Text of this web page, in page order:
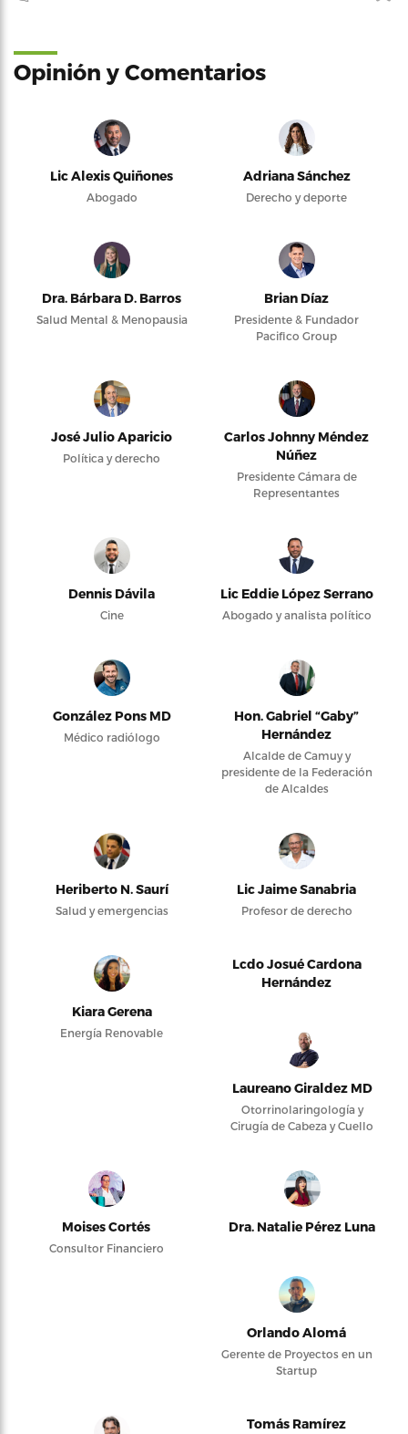
Opinión y Comentarios
Lic Alexis Quiñones
Abogado
Adriana Sánchez
Derecho y deporte
Dra. Bárbara D. Barros
Salud Mental & Menopausia
Brian Díaz
Presidente & Fundador
Pacifico Group
José Julio Aparicio
Política y derecho
Carlos Johnny Méndez
Núñez
Presidente Cámara de
Representantes
Dennis Dávila
Cine
Lic Eddie López Serrano
Abogado y analista político
González Pons MD
Médico radiólogo
Hon. Gabriel “Gaby”
Hernández
Alcalde de Camuy y
presidente de la Federación
de Alcaldes
Heriberto N. Saurí
Salud y emergencias
Lic Jaime Sanabria
Profesor de derecho
Kiara Gerena
Energía Renovable
Lcdo Josué Cardona
Hernández
Laureano Giraldez MD
Otorrinolaringología y
Cirugía de Cabeza y Cuello
Moises Cortés
Consultor Financiero
Dra. Natalie Pérez Luna
Orlando Alomá
Gerente de Proyectos en un
Startup
Tomás Ramírez